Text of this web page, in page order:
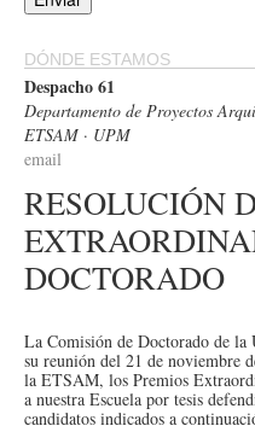
DÓNDE ESTAMOS
Despacho 61
Departamento de Proyectos
ETSAM · UPM
email
RESOLUCIÓN
DOCTORADO
La Comisión de Doctorado de
su reunión del 21 de noviembre
la ETSAM, los Premios
a nuestra Escuela por tesis
candidatos indicados a